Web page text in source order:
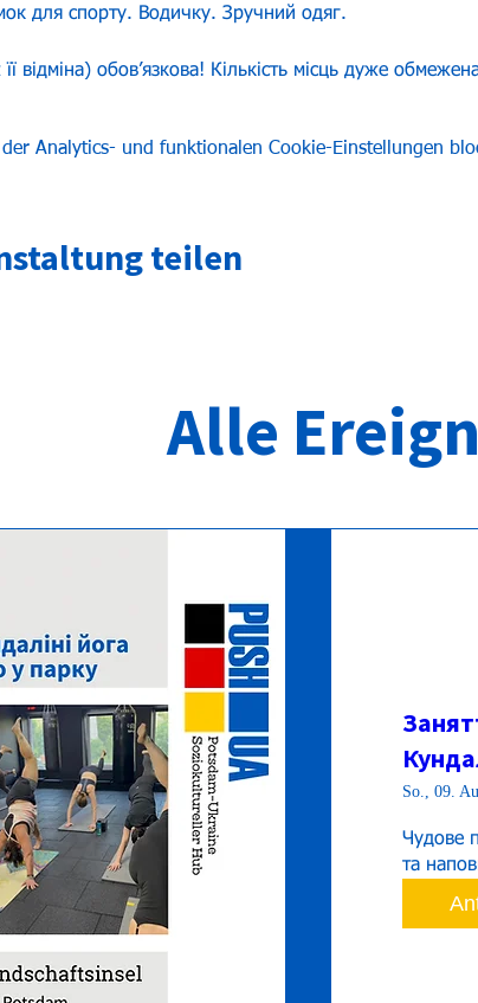
для спорту. Водичку. Зручний одяг.
відміна) обовʼязкова! Кількість місць дуже
Analytics- und funktionalen Cookie-Einstellungen
teilen
Alle
So., 09.
Чудове
та